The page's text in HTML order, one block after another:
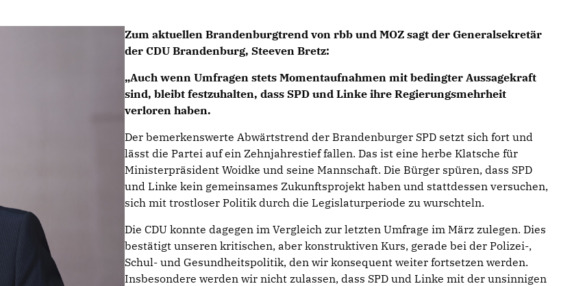
Zum aktuellen Brandenburgtrend von rbb und MOZ sagt der Generalsekretär
der CDU Brandenburg, Steeven Bretz:
Auch wenn Umfragen stets Momentaufnahmen mit bedingter Aussagekraft
sind, bleibt festzuhalten, dass SPD und Linke ihre Regierungsmehrheit
verloren haben.
Der bemerkenswerte Abwärtstrend der Brandenburger SPD setzt sich fort und
lässt die Partei auf ein Zehnjahrestief fallen. Das ist eine herbe Klatsche für
Ministerpräsident Woidke und seine Mannschaft. Die Bürger spüren, dass SPD
und Linke kein gemeinsames Zukunftsprojekt haben und stattdessen versuchen,
sich mit trostloser Politik durch die Legislaturperiode zu wurschteln.
Die CDU konnte dagegen im Vergleich zur letzten Umfrage im März zulegen. Dies
bestätigt unseren kritischen, aber konstruktiven Kurs, gerade bei der Polizei-,
Schul- und Gesundheitspolitik, den wir konsequent weiter fortsetzen werden.
Insbesondere werden wir nicht zulassen, dass SPD und Linke mit der unsinnigen